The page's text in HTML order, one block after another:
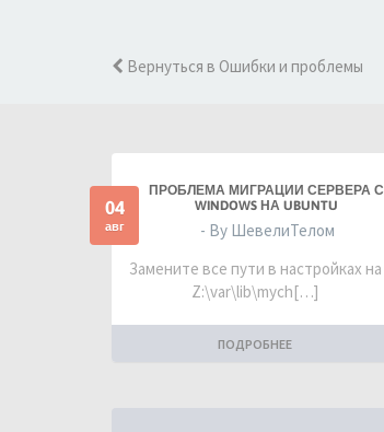
Вернуться в Ошибки и проблемы
04
авг
ПРОБЛЕМА МИГРАЦИИ СЕРВЕРА С
WINDOWS НА UBUNTU
- By ШевелиТелом
Замените все пути в настройках на
Z:\var\lib\mych[…]
ПОДРОБНЕЕ